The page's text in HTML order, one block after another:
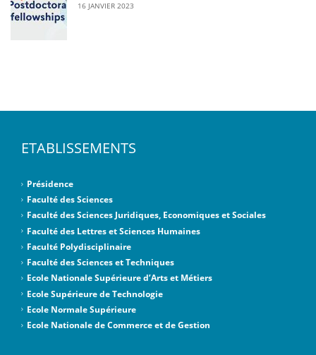
16 JANVIER 2023
ETABLISSEMENTS
Présidence
Faculté des Sciences
Faculté des Sciences Juridiques, Economiques et Sociales
Faculté des Lettres et Sciences Humaines
Faculté Polydisciplinaire
Faculté des Sciences et Techniques
Ecole Nationale Supérieure d’Arts et Métiers
Ecole Supérieure de Technologie
Ecole Normale Supérieure
Ecole Nationale de Commerce et de Gestion